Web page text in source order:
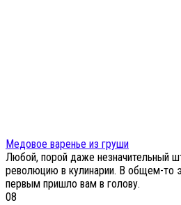
Медовое варенье из груши
Любой, порой даже незначительный
революцию в кулинарии. В общем-то
первым пришло вам в голову.
08